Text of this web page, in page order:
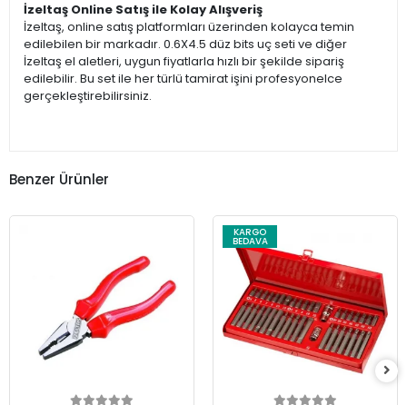
İzeltaş Online Satış ile Kolay Alışveriş
İzeltaş, online satış platformları üzerinden kolayca temin
edilebilen bir markadır. 0.6X4.5 düz bits uç seti ve diğer
İzeltaş el aletleri, uygun fiyatlarla hızlı bir şekilde sipariş
edilebilir. Bu set ile her türlü tamirat işini profesyonelce
gerçekleştirebilirsiniz.
Benzer Ürünler
KARGO
BEDAVA